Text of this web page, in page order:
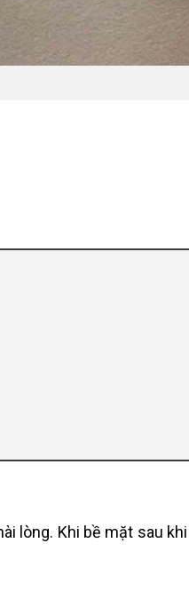
lòng. Khi bề mặt sau